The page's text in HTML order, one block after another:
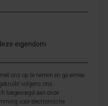
ons op te nemen en ga ermee
volgens ons
toegevoegd aan onze
voor electronische